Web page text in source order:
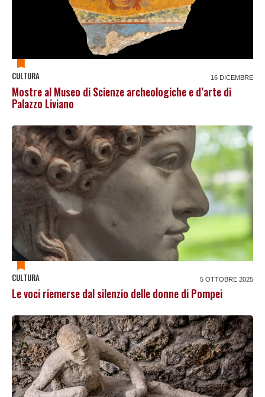
CULTURA 16 DICEMBRE
Mostre al Museo di Scienze archeologiche e d’arte di
Palazzo Liviano
CULTURA 5 OTTOBRE 2025
Le voci riemerse dal silenzio delle donne di Pompei